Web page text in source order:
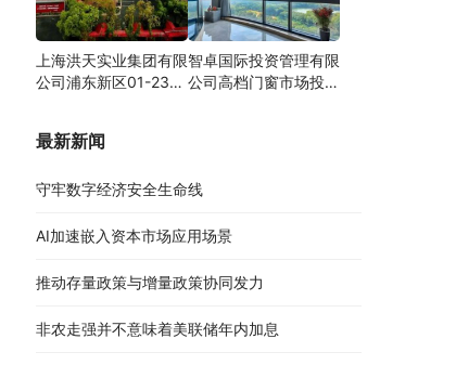
上海洪天实业集团有限
公司浦东新区01-23地
智卓国际投资管理有限
公司高档门窗市场投资
最新新闻
守牢数字经济安全生命线
AI加速嵌入资本市场应用场景
推动存量政策与增量政策协同发力
非农走强并不意味着美联储年内加息